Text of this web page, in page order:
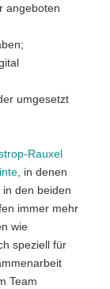
angeboten
umgesetzt
Rauxel
, in denen
den beiden
immer mehr
wie
speziell für
Team